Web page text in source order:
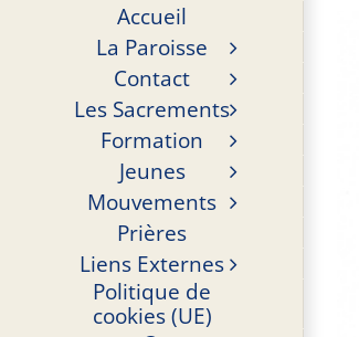
Accueil
La Paroisse
Contact
Les Sacrements
Formation
Jeunes
Mouvements
Prières
Liens Externes
Politique de
cookies (UE)